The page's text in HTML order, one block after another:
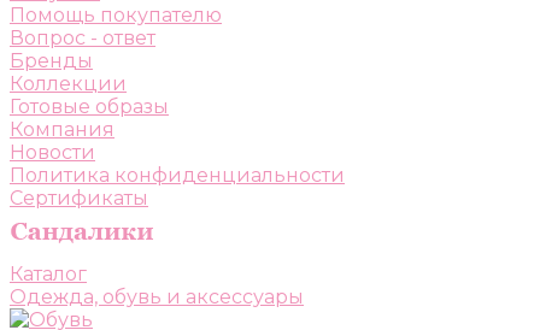
Помощь покупателю
Вопрос - ответ
Бренды
Коллекции
Готовые образы
Компания
Новости
Политика конфиденциальности
Сертификаты
Каталог
Одежда, обувь и аксессуары